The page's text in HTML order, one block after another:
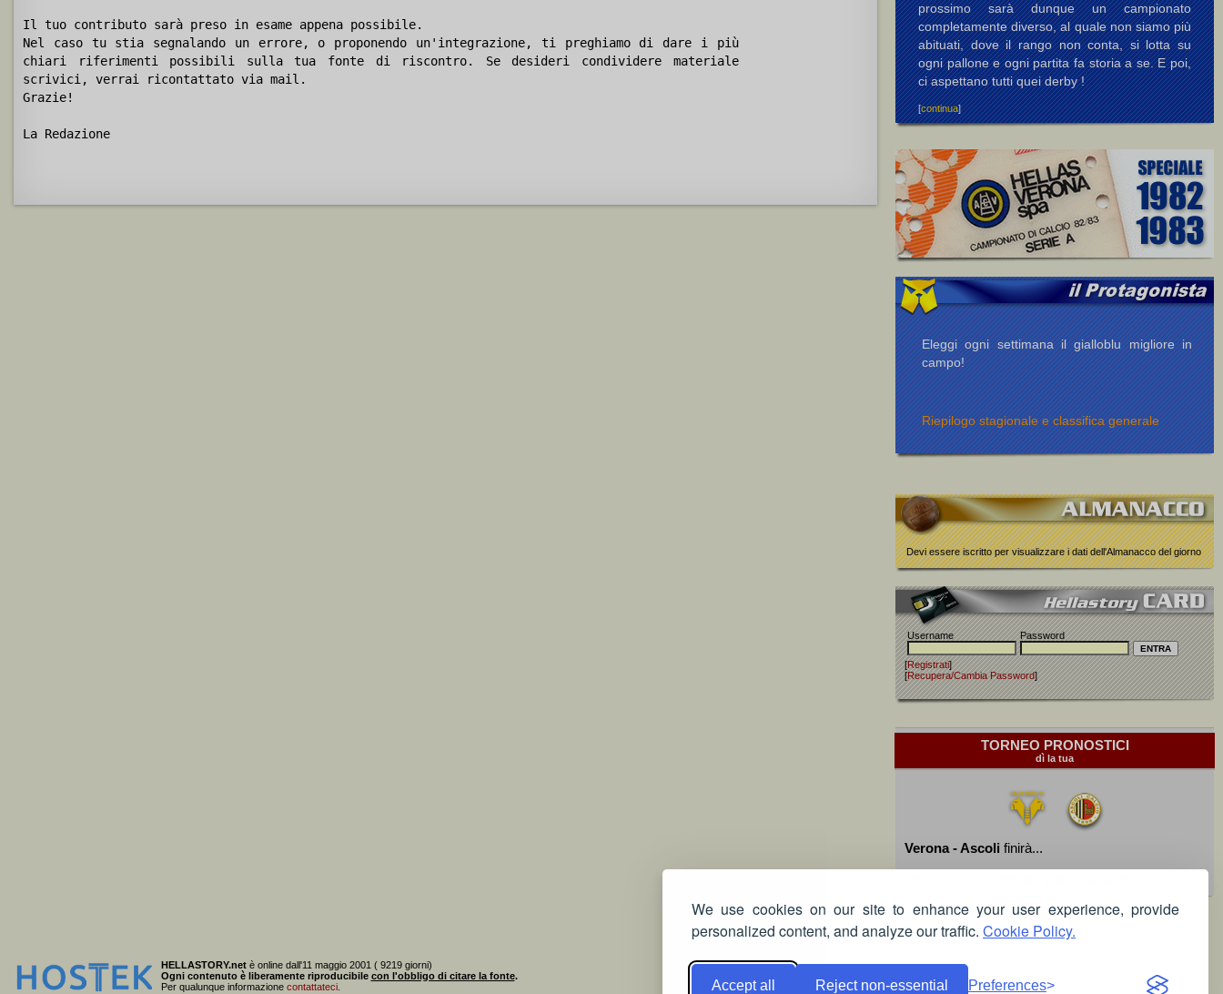
We use cookies on our site to enhance your user experience, provide
personalized content, and analyze our traffic. Cookie Policy.
Accept all Reject non-essential Preferences
Il tuo contributo sarà preso in esame appena possibile.
Nel caso tu stia segnalando un errore, o proponendo un'integrazione, ti preghiamo di dare i più
chiari riferimenti possibili sulla tua fonte di riscontro. Se desideri condividere materiale
scrivici, verrai ricontattato via mail.
Grazie!
La Redazione
prossimo sarà dunque un campionato
completamente diverso, al quale non siamo più
abituati, dove il rango non conta, si lotta su
ogni pallone e ogni partita fa storia a se. E poi,
ci aspettano tutti quei derby !
[continua]
Eleggi ogni settimana il gialloblu migliore in
campo!
Riepilogo stagionale e classifica generale
Devi essere iscritto per visualizzare i dati dell'Almanacco del giorno
Username Password
[Registrati]
[Recupera/Cambia Password]
TORNEO PRONOSTICI
dì la tua
Verona - Ascoli finirà...
HELLASTORY.netè online dall'11 maggio 2001 ( 9219 giorni)
Ogni contenuto è liberamente riproducibile con l'obbligo di citare la fonte.
Per qualunque informazione contattateci.